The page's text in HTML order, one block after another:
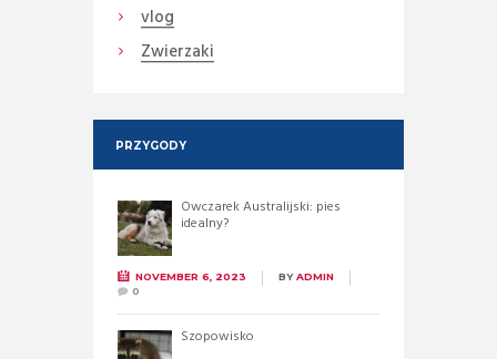
vlog
Zwierzaki
PRZYGODY
Owczarek Australijski: pies
idealny?
NOVEMBER 6, 2023 BYADMIN
0
Szopowisko